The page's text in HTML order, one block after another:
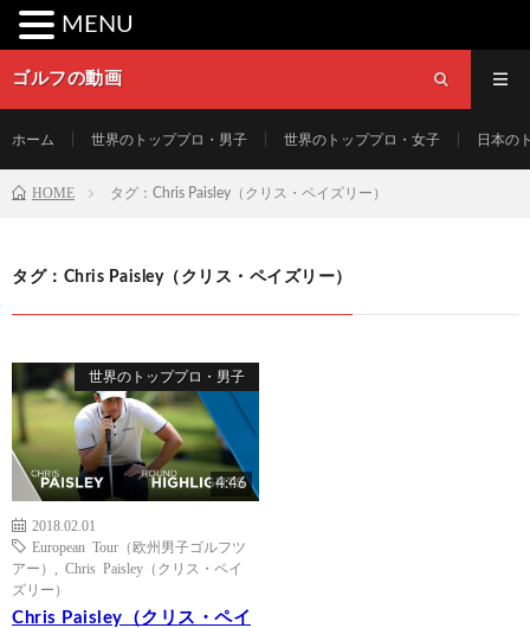
ゴルフの動画
ホーム 世界のトッププロ・男子 世界のトッププロ・女子 日本の
HOME タグ：Chris Paisley（クリス・ペイズリー）
タグ：Chris Paisley（クリス・ペイズリー）
世界のトッププロ・男子
4:46
2018.02.01
European Tour（欧州男子ゴルフツ
アー）
Chris Paisley（クリス・ペイ
ズリー）
Chris Paisley（クリス・ペイ
MENU